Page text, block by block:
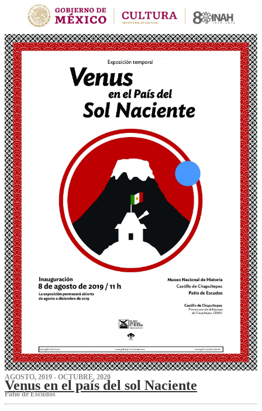
AGOSTO, 2019 - OCTUBRE, 2020
Venus en el país del sol Naciente
P‌atio de Escudos